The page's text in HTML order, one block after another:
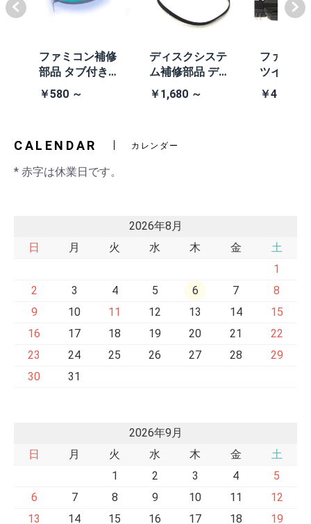
ファミコン補修
部品 タブ付きコ
イン電池(CR203
￥580 ～
ディスクシステ
ム補修部品 ディ
スクシステム用
交換ベルト
￥1,680 ～
ファミコ
ツインフ
ン本体
￥41,980
CALENDAR カレンダー
* 赤字は休業日です。
2026年8月
日
月 火 水 木 金
土
1
2
3 4 5 6 7
8
9
10 11 12 13 14
15
16
17 18 19 20 21
22
23
24 25 26 27 28
29
30
31
2026年9月
日
月 火 水 木 金
土
1
2 3 4
5
6
7 8 9 10 11
12
13
14 15 16 17 18
19